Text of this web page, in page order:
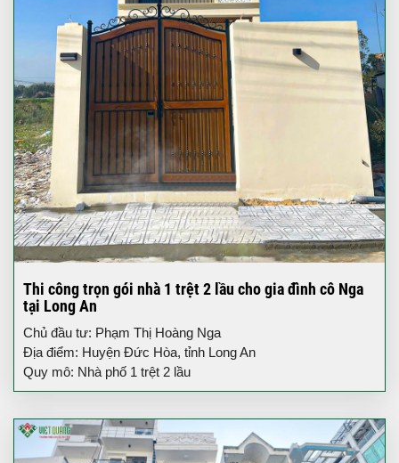
Thi công trọn gói nhà 1 trệt 2 lầu cho gia đình cô Nga
tại Long An
Chủ đầu tư: Phạm Thị Hoàng Nga
Địa điểm: Huyện Đức Hòa, tỉnh Long An
Quy mô: Nhà phố 1 trệt 2 lầu